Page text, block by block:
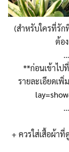
(สำหรับใครที่รัก
ต้อ
**ก่อนเข้าไป
รายละเอียดเพิ่
+ ควรใส่เสื้อผ้าที่